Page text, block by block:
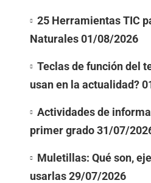
25 Herramientas TIC
Naturales01/08/2026
Teclas de función del
usan en la actualidad?
Actividades de
primer grado31/07/
Muletillas: Qué son,
usarlas29/07/2026